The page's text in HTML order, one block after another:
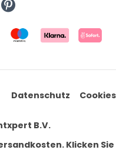
Datenschutz Cookies
B.V.
Klicken Sie